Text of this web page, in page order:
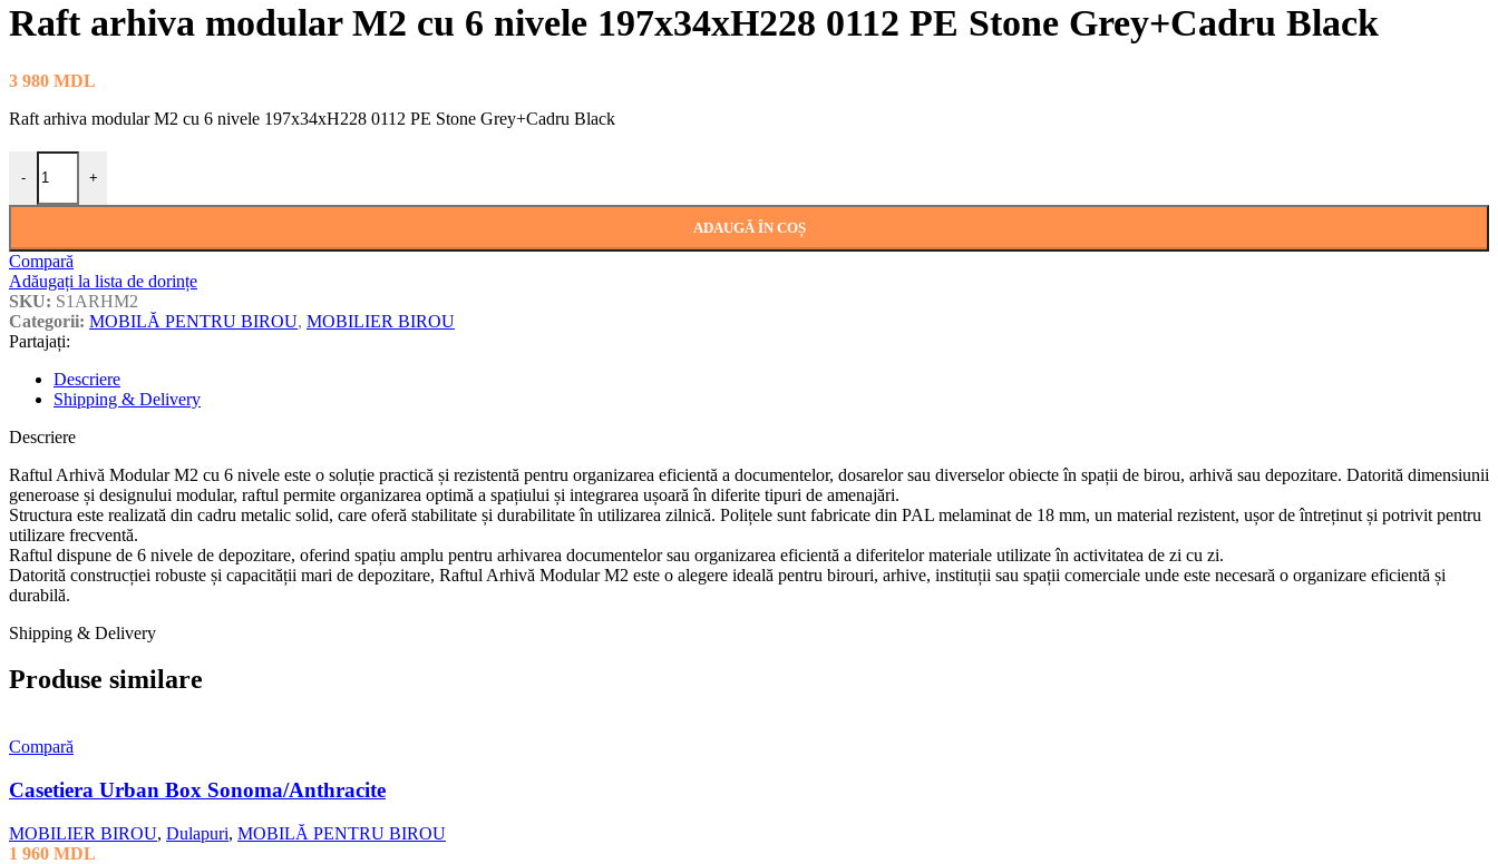
Raft arhiva modular M2 cu 6 nivele 197x34xH228 0112 PE Stone Grey+Cadru Black
3 980 MDL
Raft arhiva modular M2 cu 6 nivele 197x34xH228 0112 PE Stone Grey+Cadru Black
-
Cantitate Raft arhiva modular M2 cu 6 nivele 197x34xH228 0112 PE Stone Grey+Cadru Black
+
ADAUGĂ ÎN COȘ
Compară
Adăugați la lista de dorințe
SKU: S1ARHM2
Categorii: MOBILĂ PENTRU BIROU, MOBILIER BIROU
Partajați:
Descriere
Shipping & Delivery
Descriere
Raftul Arhivă Modular M2 cu 6 nivele este o soluție practică și rezistentă pentru organizarea eficientă a documentelor, dosarelor sau diverselor obiecte în spații de birou, arhivă sau depozitare. Datorită dimensiunii
generoase și designului modular, raftul permite organizarea optimă a spațiului și integrarea ușoară în diferite tipuri de amenajări.
Structura este realizată din cadru metalic solid, care oferă stabilitate și durabilitate în utilizarea zilnică. Polițele sunt fabricate din PAL melaminat de 18 mm, un material rezistent, ușor de întreținut și potrivit pentru
utilizare frecventă.
Raftul dispune de 6 nivele de depozitare, oferind spațiu amplu pentru arhivarea documentelor sau organizarea eficientă a diferitelor materiale utilizate în activitatea de zi cu zi.
Datorită construcției robuste și capacității mari de depozitare, Raftul Arhivă Modular M2 este o alegere ideală pentru birouri, arhive, instituții sau spații comerciale unde este necesară o organizare eficientă și
durabilă.
Shipping & Delivery
Produse similare
Compară
Casetiera Urban Box Sonoma/Anthracite
MOBILIER BIROU, Dulapuri, MOBILĂ PENTRU BIROU
1 960 MDL